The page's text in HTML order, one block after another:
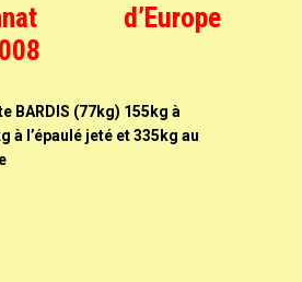
d’Europe
BARDIS (77kg) 155kg à
à l’épaulé jeté et 335kg au